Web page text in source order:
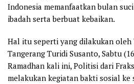
Indonesia memanfaatkan bulan
ibadah serta berbuat kebaikan.
Hal itu seperti yang dilakukan oleh
Tangerang Turidi Susanto, Sabtu
Ramadhan kali ini, Politisi dari
melakukan kegiatan bakti sosial ke